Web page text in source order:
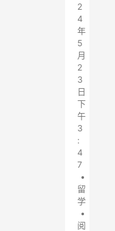
2
4
年
5
月
2
3
日
下
午
3
:
4
7
•
留
学
•
阅